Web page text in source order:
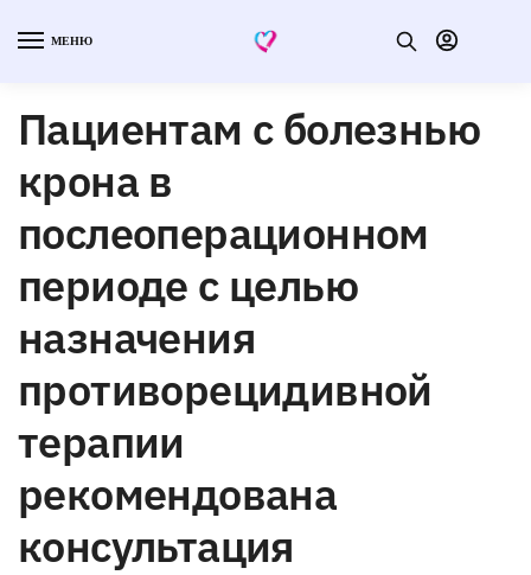
МЕНЮ
Пациентам с болезнью
крона в
послеоперационном
периоде с целью
назначения
противорецидивной
терапии
рекомендована
консультация